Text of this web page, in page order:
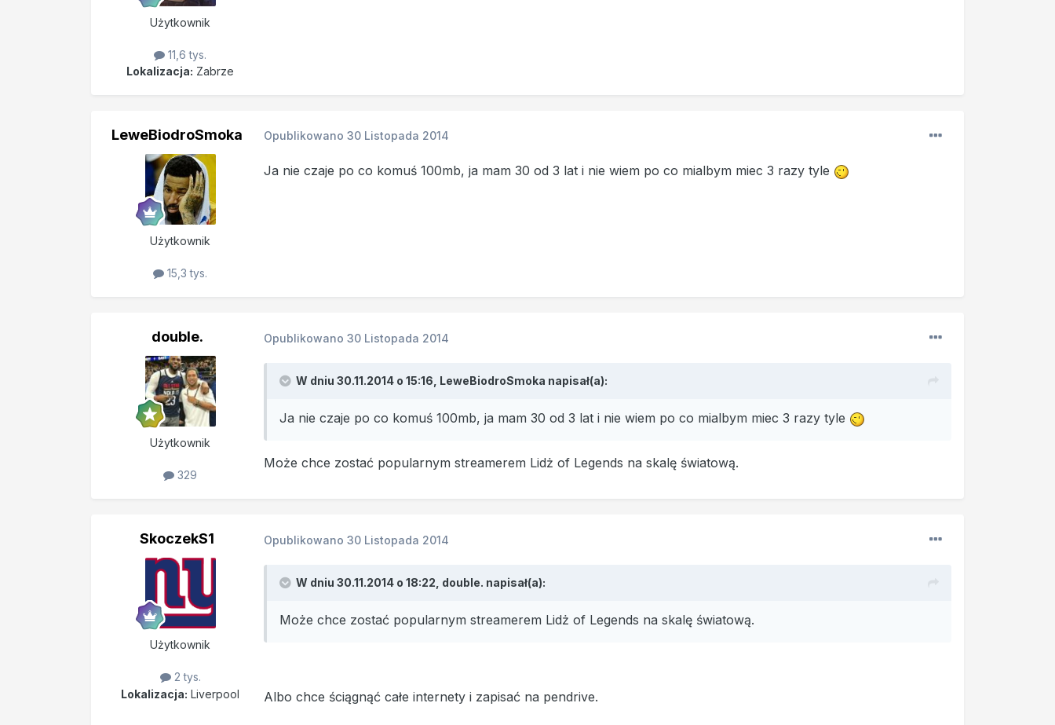
Użytkownik
11,6 tys.
Lokalizacja: Zabrze
LeweBiodroSmoka
Użytkownik
15,3 tys.
Opublikowano 30 Listopada 2014
Ja nie czaje po co komuś 100mb, ja mam 30 od 3 lat i nie wiem po co mialbym miec 3 razy tyle
double.
Użytkownik
329
Opublikowano 30 Listopada 2014
W dniu 30.11.2014 o 15:16, LeweBiodroSmoka napisał(a):
Ja nie czaje po co komuś 100mb, ja mam 30 od 3 lat i nie wiem po co mialbym miec 3 razy tyle
Może chce zostać popularnym streamerem Lidż of Legends na skalę światową.
SkoczekS1
Użytkownik
2 tys.
Lokalizacja: Liverpool
Opublikowano 30 Listopada 2014
W dniu 30.11.2014 o 18:22, double. napisał(a):
Może chce zostać popularnym streamerem Lidż of Legends na skalę światową.
Albo chce ściągnąć całe internety i zapisać na pendrive.